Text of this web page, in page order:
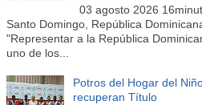
03 agosto 2026
Santo Domingo, República
"Representar a la República
uno de los...
Potros del Hogar del
recuperan Título